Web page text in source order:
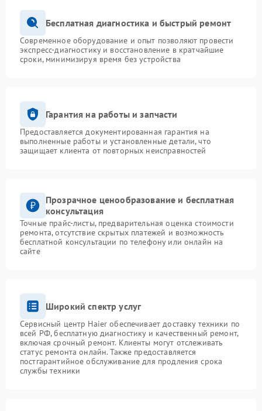
Бесплатная диагностика и быстрый ремонт
Современное оборудование и опыт позволяют провести
экспресс-диагностику и восстановление в кратчайшие
сроки, минимизируя время без устройства
Гарантия на работы и запчасти
Предоставляется документированная гарантия на
выполненные работы и установленные детали, что
защищает клиента от повторных неисправностей
Прозрачное ценообразование и бесплатная
консультация
Точные прайс-листы, предварительная оценка стоимости
ремонта, отсутствие скрытых платежей и возможность
бесплатной консультации по телефону или онлайн на
сайте
Широкий спектр услуг
Сервисный центр Haier обеспечивает доставку техники по
всей РФ, бесплатную диагностику и качественный ремонт,
включая срочный ремонт. Клиенты могут отслеживать
статус ремонта онлайн. Также предоставляется
постгарантийное обслуживание для продления срока
службы техники